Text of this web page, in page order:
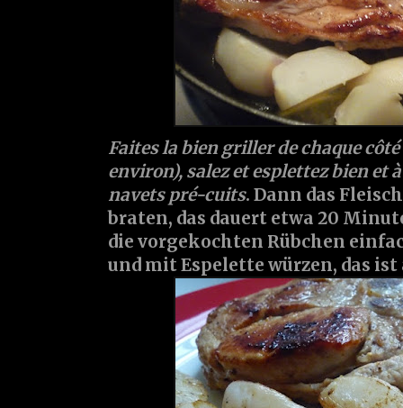
Faites la bien griller de chaque
environ), salez et esplettez bien et
navets pré-cuits. Dann das
braten, das dauert etwa 20
die vorgekochten Rübchen
und mit Espelette würzen, das ist